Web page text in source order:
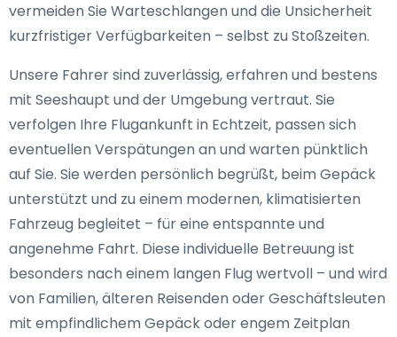
vermeiden Sie Warteschlangen und die Unsicherheit
kurzfristiger Verfügbarkeiten – selbst zu Stoßzeiten.
Unsere Fahrer sind zuverlässig, erfahren und bestens
mit Seeshaupt und der Umgebung vertraut. Sie
verfolgen Ihre Flugankunft in Echtzeit, passen sich
eventuellen Verspätungen an und warten pünktlich
auf Sie. Sie werden persönlich begrüßt, beim Gepäck
unterstützt und zu einem modernen, klimatisierten
Fahrzeug begleitet – für eine entspannte und
angenehme Fahrt. Diese individuelle Betreuung ist
besonders nach einem langen Flug wertvoll – und wird
von Familien, älteren Reisenden oder Geschäftsleuten
mit empfindlichem Gepäck oder engem Zeitplan